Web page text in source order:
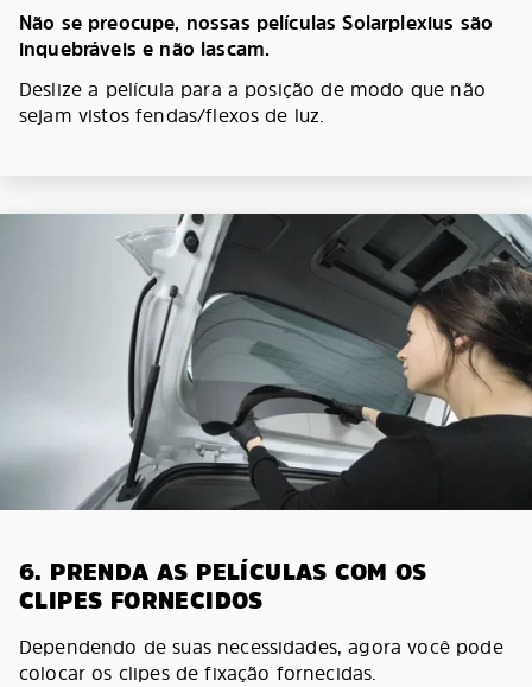
Não se preocupe, nossas películas Solarplexius são
inquebráveis e não lascam.
Deslize a película para a posição de modo que não
sejam vistos fendas/flexos de luz.
6. PRENDA AS PELÍCULAS COM OS
CLIPES FORNECIDOS
Dependendo de suas necessidades, agora você pode
colocar os clipes de fixação fornecidas.